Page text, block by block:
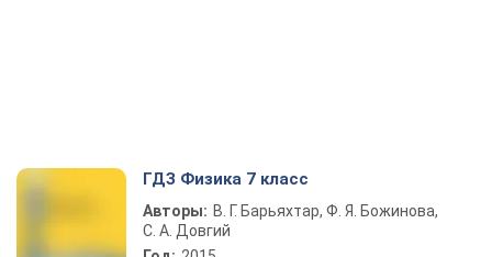
ГДЗ Физика 7 класс
Авторы: В. Г. Барьяхтар, Ф. Я. Божинова,
С. А. Довгий